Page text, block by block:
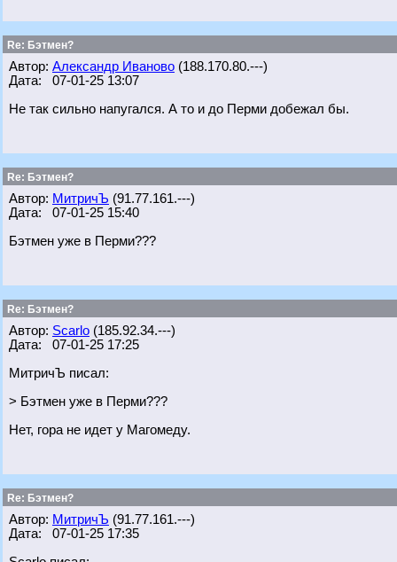
Re: Бэтмен?
Автор: Александр Иваново (188.170.80.---)
Дата: 07-01-25 13:07
Не так сильно напугался. А то и до Перми добежал бы.
Re: Бэтмен?
Автор: МитричЪ (91.77.161.---)
Дата: 07-01-25 15:40
Бэтмен уже в Перми???
Re: Бэтмен?
Автор: Scarlo (185.92.34.---)
Дата: 07-01-25 17:25
МитричЪ писал:
> Бэтмен уже в Перми???
Нет, гора не идет у Магомеду.
Re: Бэтмен?
Автор: МитричЪ (91.77.161.---)
Дата: 07-01-25 17:35